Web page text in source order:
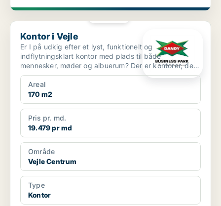
Kontor i Vejle
Kontor i Vejle
Er I på udkig efter et lyst, funktionelt og
indflytningsklart kontor med plads til både
mennesker, møder og albuerum? Der er kontorer, der
bare er kvadrat...
Areal
170 m2
Pris pr. md.
19.479 pr md
Område
Vejle Centrum
Type
Kontor